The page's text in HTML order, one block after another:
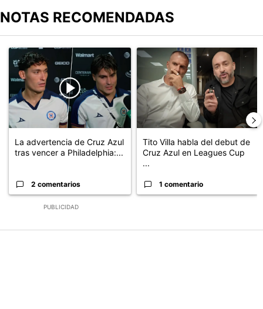
NOTAS RECOMENDADAS
PUBLICIDAD
Un artículo de tendencia con el título "La advertencia de Cruz
La advertencia de Cruz Azul
tras vencer a Philadelphia:...
2 comentarios
Un artículo de tendencia con el
Tito Villa habla del debut de
Cruz Azul en Leagues Cup
...
1 comentario